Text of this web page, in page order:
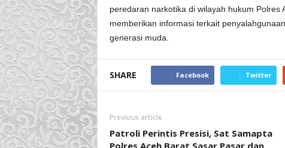
peredaran narkotika di wilayah hukum
memberikan informasi terkait
generasi muda.
SHARE Facebook Twitter
Previous article
Patroli Perintis Presisi, Sat Samapta
Polres Aceh Barat Sasar Pasar dan